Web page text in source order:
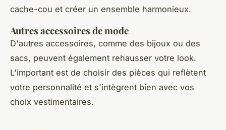
cache-cou et créer un ensemble harmonieux.
Autres accessoires de mode
D'autres accessoires, comme des bijoux ou des
sacs, peuvent également rehausser votre look.
L'important est de choisir des pièces qui reflètent
votre personnalité et s'intègrent bien avec vos
choix vestimentaires.